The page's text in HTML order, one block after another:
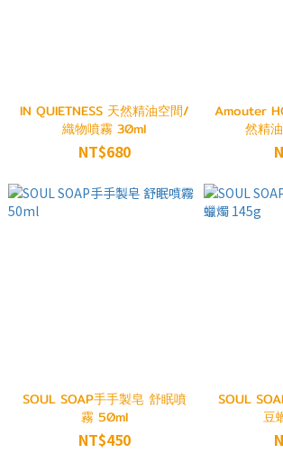
IN QUIETNESS 天然精油空間/
織物噴霧 30ml
NT$680
Amouter
然精
SOUL SOAP手手製皂 舒眠噴
霧 50ml
NT$450
SOUL
豆